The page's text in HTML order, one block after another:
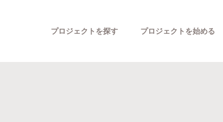
プロジェクトを探す プロジェクトを始める